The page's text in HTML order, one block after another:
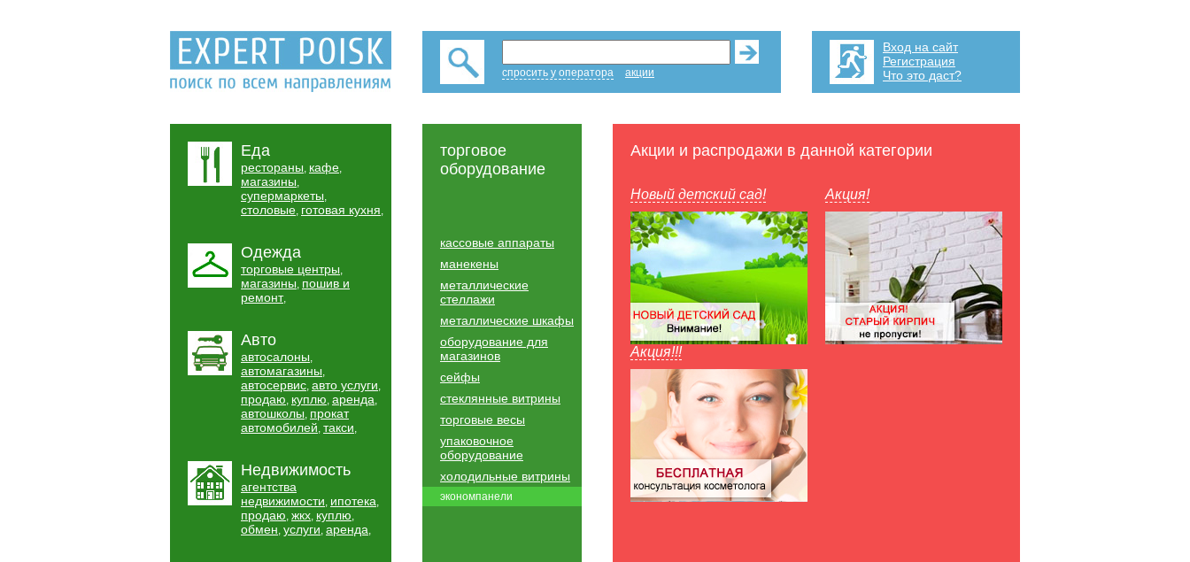
спросить у оператора акции
Вход на сайт
Регистрация
Что это даст?
Еда
рестораны, кафе,
магазины,
супермаркеты,
столовые, готовая кухня,
Одежда
торговые центры,
магазины, пошив и
ремонт,
Авто
автосалоны,
автомагазины,
автосервис, авто услуги,
продаю, куплю, аренда,
автошколы, прокат
автомобилей, такси,
Недвижимость
агентства
недвижимости, ипотека,
продаю, жкх, куплю,
обмен, услуги, аренда,
торговое
оборудование
кассовые аппараты
манекены
металлические
стеллажи
металлические шкафы
оборудование для
магазинов
сейфы
стеклянные витрины
торговые весы
упаковочное
оборудование
холодильные витрины
экономпанели
Акции и распродажи в данной категории
Новый детский сад! Акция!
Акция!!!